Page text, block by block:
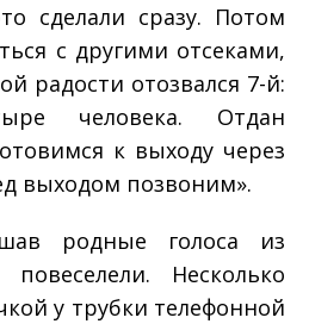
сделали сразу. Потом
с другими отсеками,
радости отозвался 7­-й:
человека. Отдан
к выходу через
выходом позвоним».
родные голоса из
повеселели. Несколько
у трубки телефонной